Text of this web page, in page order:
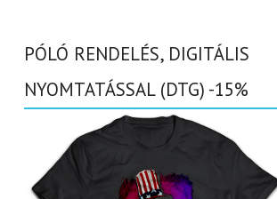
PÓLÓ RENDELÉS, DIGITÁLIS
NYOMTATÁSSAL (DTG) -15%